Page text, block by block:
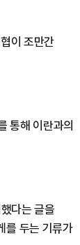
이 조만간
통해 이란과의
다는 글을
를 두는 기류가